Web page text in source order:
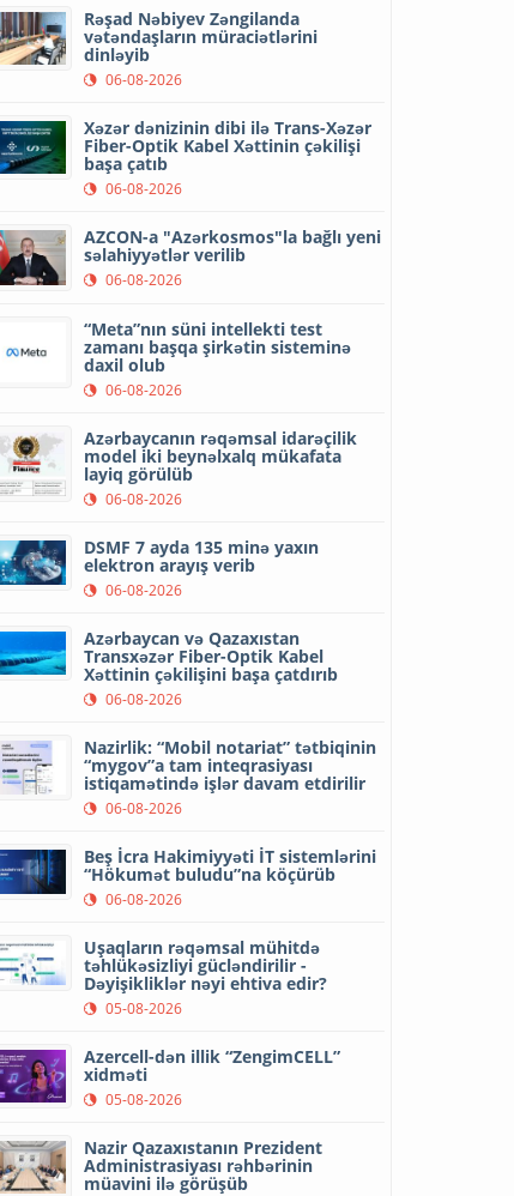
Rəşad Nəbiyev Zəngilanda
vətəndaşların müraciətlərini
dinləyib
06-08-2026
Xəzər dənizinin dibi ilə Trans-Xəzər
Fiber-Optik Kabel Xəttinin çəkilişi
başa çatıb
06-08-2026
AZCON-a "Azərkosmos"la bağlı yeni
səlahiyyətlər verilib
06-08-2026
“Meta”nın süni intellekti test
zamanı başqa şirkətin sisteminə
daxil olub
06-08-2026
Azərbaycanın rəqəmsal idarəçilik
model iki beynəlxalq mükafata
layiq görülüb
06-08-2026
DSMF 7 ayda 135 minə yaxın
elektron arayış verib
06-08-2026
Azərbaycan və Qazaxıstan
Transxəzər Fiber-Optik Kabel
Xəttinin çəkilişini başa çatdırıb
06-08-2026
Nazirlik: “Mobil notariat” tətbiqinin
“mygov”a tam inteqrasiyası
istiqamətində işlər davam etdirilir
06-08-2026
Beş İcra Hakimiyyəti İT sistemlərini
“Hökumət buludu”na köçürüb
06-08-2026
Uşaqların rəqəmsal mühitdə
təhlükəsizliyi gücləndirilir -
Dəyişikliklər nəyi ehtiva edir?
05-08-2026
Azercell-dən illik “ZengimCELL”
xidməti
05-08-2026
Nazir Qazaxıstanın Prezident
Administrasiyası rəhbərinin
müavini ilə görüşüb